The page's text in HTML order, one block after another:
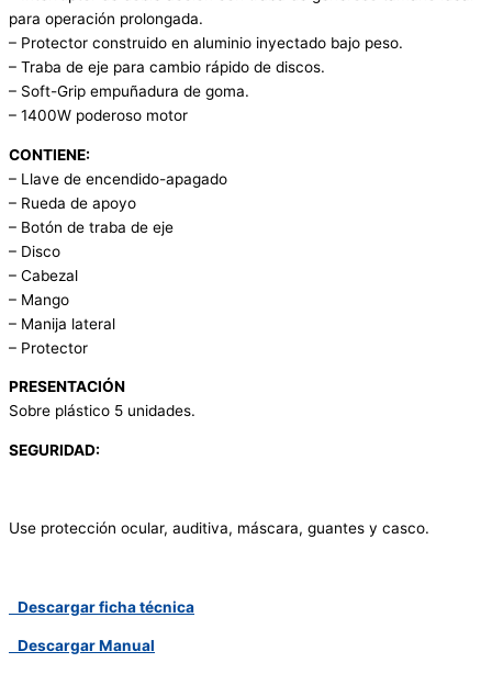
para operación prolongada.
– Protector construido en aluminio inyectado bajo peso.
– Traba de eje para cambio rápido de discos.
– Soft-Grip empuñadura de goma.
– 1400W poderoso motor
CONTIENE:
– Llave de encendido-apagado
– Rueda de apoyo
– Botón de traba de eje
– Disco
– Cabezal
– Mango
– Manija lateral
– Protector
PRESENTACIÓN
Sobre plástico 5 unidades.
SEGURIDAD:
Use protección ocular, auditiva, máscara, guantes y casco.
Descargar ficha técnica
Descargar Manual